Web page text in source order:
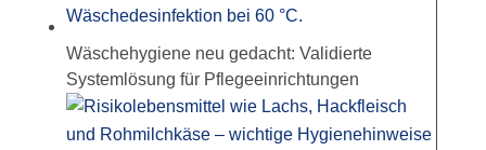
Wäschehygiene neu gedacht: Validierte
Systemlösung für Pflegeeinrichtungen